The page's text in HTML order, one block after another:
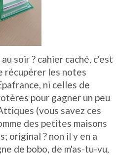
soir ? cahier caché, c'est
récupérer les notes
ni celles de
pour gagner un peu
(vous savez ces
des petites maisons
original ? non il y en a
de bobo, de m'as-tu-vu,